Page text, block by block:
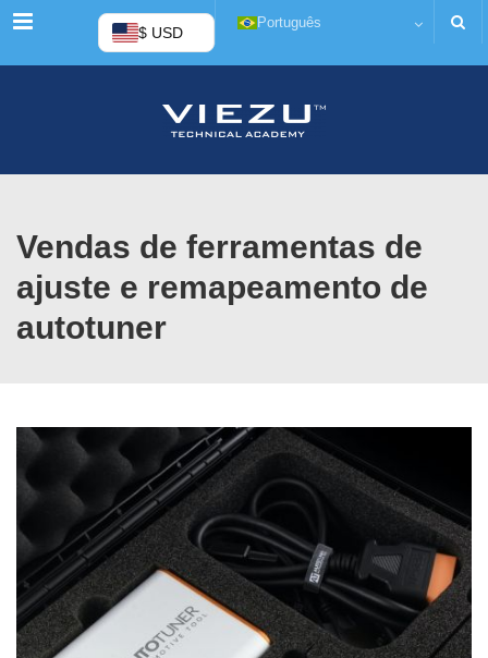
Menu $ USD
Português
Vendas de ferramentas de
ajuste e remapeamento de
autotuner